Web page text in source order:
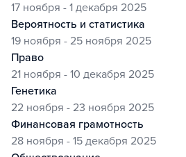
17 ноября - 1 декабря 2025
вероятность и статистика
19 ноября - 25 ноября 2025
право
21 ноября - 10 декабря 2025
генетика
22 ноября - 23 ноября 2025
финансовая грамотность
28 ноября - 15 декабря 2025